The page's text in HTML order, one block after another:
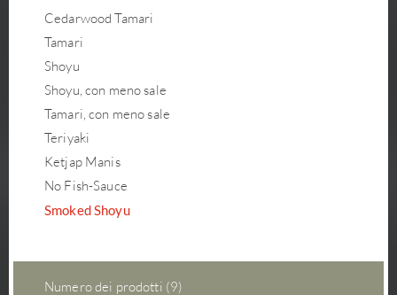
Cedarwood Tamari
Tamari
Shoyu
Shoyu, con meno sale
Tamari, con meno sale
Teriyaki
Ketjap Manis
No Fish-Sauce
Smoked Shoyu
Numero dei prodotti (9)